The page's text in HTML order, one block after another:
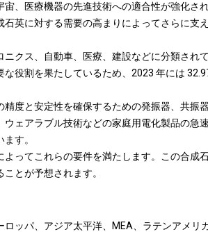
、医療機器の先進技術への適合性が強化さ
英に対する需要の高まりによってさらに支え
クス、自動車、医療、建設などに分類され
役割を果たしているため、2023 年には
度と安定性を確保するための発振器、共振
ェアラブル技術などの家庭用電化製品の急
す。
ってこれらの要件を満たします。この合成
とが予想されます。
ッパ、アジア太平洋、MEA、ラテンアメリ